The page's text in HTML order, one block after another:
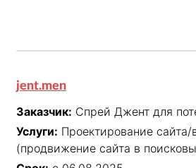
jent.men
Заказчик: Спрей Джент для
Услуги: Проектирование сайта/
(продвижение сайта в